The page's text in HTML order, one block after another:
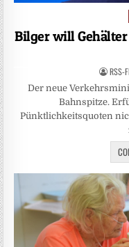
Bilger will
RSS-
Der neue
Bahnspitze.
Pünktlichkeitsquoten